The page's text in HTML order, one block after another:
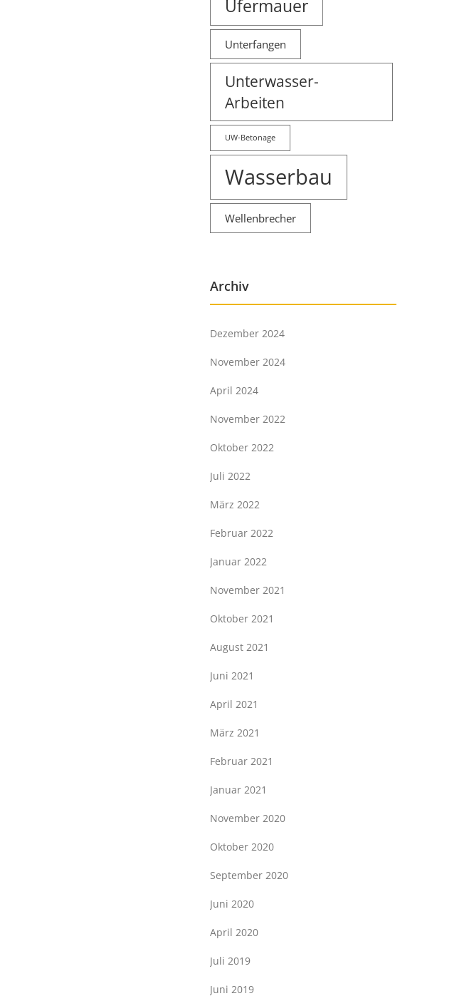
Ufermauer
Unterfangen
Unterwasser-
Arbeiten
UW-Betonage
Wasserbau
Wellenbrecher
Archiv
Dezember 2024
November 2024
April 2024
November 2022
Oktober 2022
Juli 2022
März 2022
Februar 2022
Januar 2022
November 2021
Oktober 2021
August 2021
Juni 2021
April 2021
März 2021
Februar 2021
Januar 2021
November 2020
Oktober 2020
September 2020
Juni 2020
April 2020
Juli 2019
Juni 2019